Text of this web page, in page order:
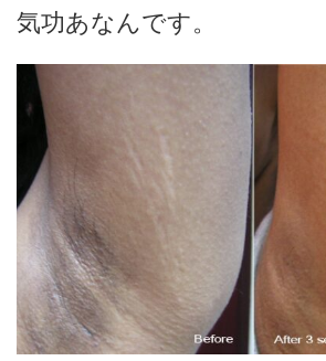
気功あなんです。